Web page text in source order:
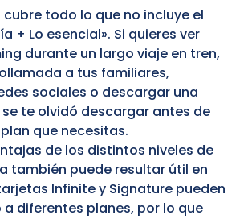
cubre todo lo que no incluye el
+ Lo esencial». Si quieres ver
durante un largo viaje en tren,
a tus familiares,
sociales o descargar una
te olvidó descargar antes de
que necesitas.
de los distintos niveles de
también puede resultar útil en
Infinite y Signature pueden
diferentes planes, por lo que